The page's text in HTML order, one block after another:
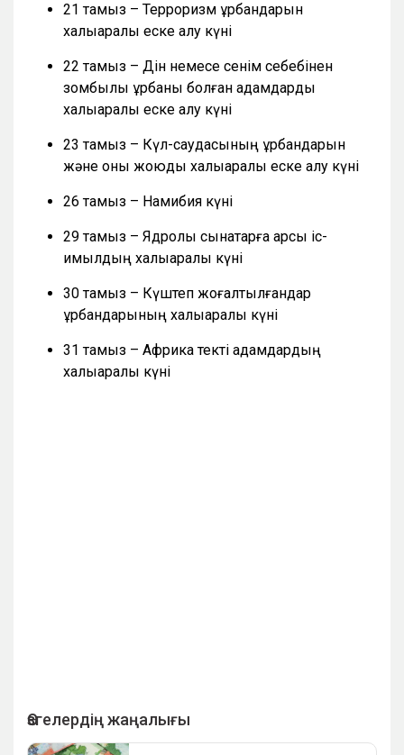
21 тамыз – Терроризм құрбандарын
халықаралық еске алу күні
22 тамыз – Дін немесе сенім себебінен
зомбылық құрбаны болған адамдарды
халықаралық еске алу күні
23 тамыз – Күл-саудасының құрбандарын
және оны жоюды халықаралық еске алу күні
26 тамыз – Намибия күні
29 тамыз – Ядролық сынақтарға қарсы іс-
қимылдың халықаралық күні
30 тамыз – Күштеп жоғалтылғандар
құрбандарының халықаралық күні
31 тамыз – Африка текті адамдардың
халықаралық күні